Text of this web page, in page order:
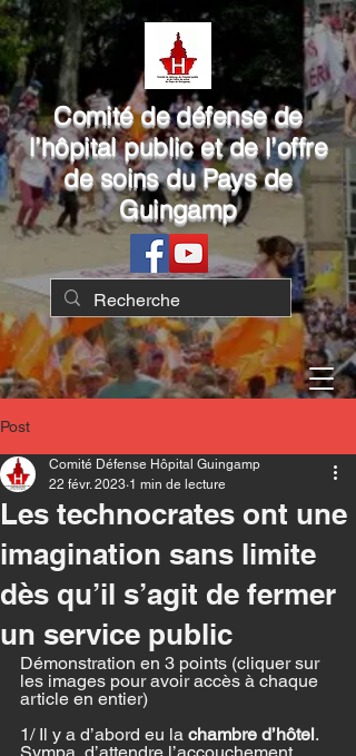
Comité de défense de
l’hôpital public et de l’offre
de soins du Pays de
Guingamp
Post
Les technocrates ont une
imagination sans limite
dès qu’il s’agit de fermer
un service public
Comité Défense Hôpital Guingamp
22 févr. 2023 1 min de lecture
Démonstration en 3 points (cliquer sur
les images pour avoir accès à chaque
article en entier)
1/ Il y a d’abord eu la chambre d’hôtel.